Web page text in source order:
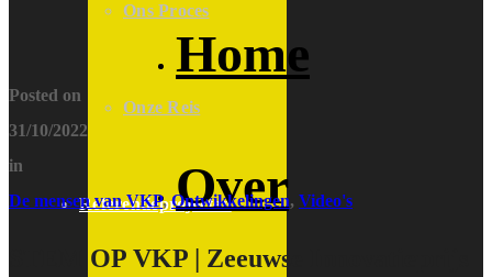
Ons Proces
Onze Reis
Referentieprojecten
Home
Over
Posted on
31/10/2022
in
De mensen van VKP,Ontwikkelingen, Video's
STEM OP VKP | Zeeuwse Innovatieprijs